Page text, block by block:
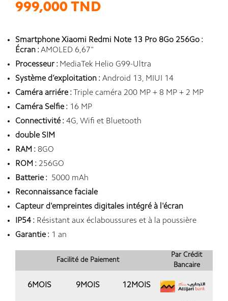
999,000 TND
Smartphone Xiaomi Redmi Note 13 Pro 8Go 256Go :
Écran :AMOLED 6,67"
Processeur : MediaTek Helio G99-Ultra
Système d’exploitation : Android 13, MIUI 14
Caméra arriére :
Triple caméra 200 MP + 8 MP + 2 MP
Caméra Selfie : 16 MP
Connectivité : 4G, Wifi et Bluetooth
double SIM
RAM : 8GO
ROM : 256GO
Batterie : 5000 mAh
Reconnaissance faciale
Capteur d'empreintes digitales intégré à l'écran
IP54 : Résistant aux éclaboussures et à la poussière
Garantie : 1 an
Facilité de Paiement
Par Crédit
Bancaire
6MOIS 9MOIS 12MOIS